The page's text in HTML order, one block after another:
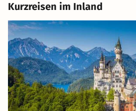
Kurzreisen im Inland